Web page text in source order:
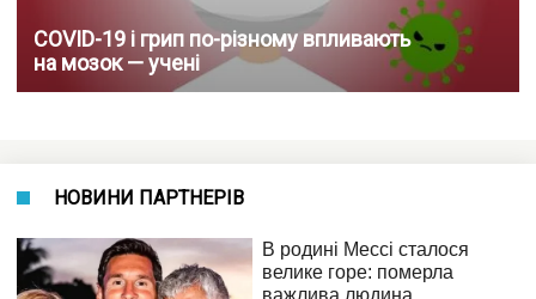
COVID-19 і грип по-різному впливають
на мозок — учені
НОВИНИ ПАРТНЕРІВ